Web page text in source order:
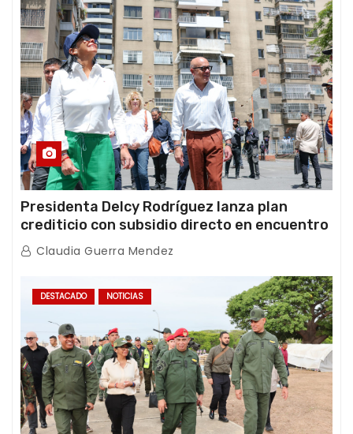
Presidenta Delcy Rodríguez lanza plan
crediticio con subsidio directo en encuentro
con Juntas de Condominio
Claudia Guerra Mendez
DESTACADO NOTICIAS